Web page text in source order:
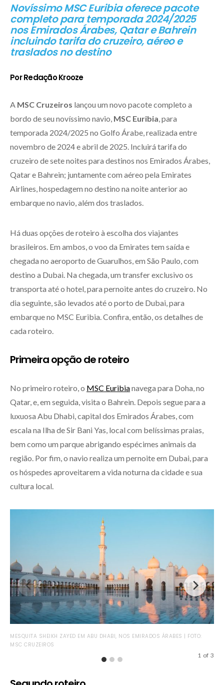
Novíssimo MSC Euribia oferece pacote
completo para temporada 2024/2025
nos Emirados Árabes, Qatar e Bahrein
incluindo tarifa do cruzeiro, aéreo e
traslados no destino
Por Redação Krooze
A MSC Cruzeiros lançou um novo pacote completo a
bordo de seu novíssimo navio, MSC Euribia , para
temporada 2024/2025 no Golfo Árabe, realizada entre
novembro de 2024 e abril de 2025. Incluirá tarifa do
cruzeiro de sete noites para destinos nos Emirados Árabes,
Qatar e Bahrein; juntamente com aéreo pela Emirates
Airlines, hospedagem no destino na noite anterior ao
embarque no navio, além dos traslados.
Há duas opções de roteiro à escolha dos viajantes
brasileiros. Em ambos, o voo da Emirates tem saída e
chegada no aeroporto de Guarulhos, em São Paulo, com
destino a Dubai. Na chegada, um transfer exclusivo os
transporta até o hotel, para pernoite antes do cruzeiro. No
dia seguinte, são levados até o porto de Dubai, para
embarque no MSC Euribia. Confira, então, os detalhes de
cada roteiro.
Primeira opção de roteiro
No primeiro roteiro, o MSC Euribianavega para Doha, no
Qatar, e, em seguida, visita o Bahrein. Depois segue para a
luxuosa Abu Dhabi, capital dos Emirados Árabes, com
escala na Ilha de Sir Bani Yas, local com belíssimas praias,
bem como um parque abrigando espécimes animais da
região. Por fim, o navio realiza um pernoite em Dubai, para
os hóspedes aproveitarem a vida noturna da cidade e sua
cultura local.
MESQUITA SHEIKH ZAYED EM ABU DHABI, NOS EMIRADOS ÁRABES | FOTO:
MSC CRUZEIROS
1 of 3